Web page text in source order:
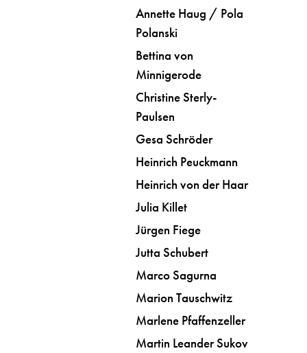
Annette Haug / Pola
Polanski
Bettina von
Minnigerode
Christine Sterly-
Paulsen
Gesa Schröder
Heinrich Peuckmann
Heinrich von der Haar
Julia Killet
Jürgen Fiege
Jutta Schubert
Marco Sagurna
Marion Tauschwitz
Marlene Pfaffenzeller
Martin Leander Sukov